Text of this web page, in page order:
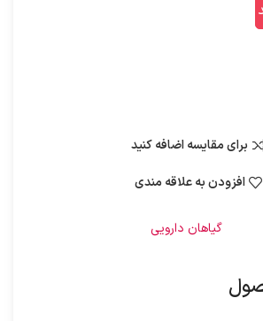
برای مقایسه اضافه کنید
افزودن به علاقه مندی
گیاهان دارویی